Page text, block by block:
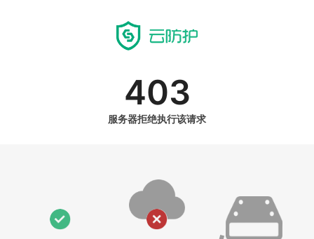
403
服务器拒绝执行该请求